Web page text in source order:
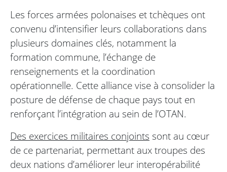
Les forces armées polonaises et tchèques ont
convenu d’intensifier leurs collaborations dans
plusieurs domaines clés, notamment la
formation commune, l’échange de
renseignements et la coordination
opérationnelle. Cette alliance vise à consolider la
posture de défense de chaque pays tout en
renforçant l’intégration au sein de l’OTAN.
Des exercices militaires conjoints sont au cœur
de ce partenariat, permettant aux troupes des
deux nations d’améliorer leur interopérabilité